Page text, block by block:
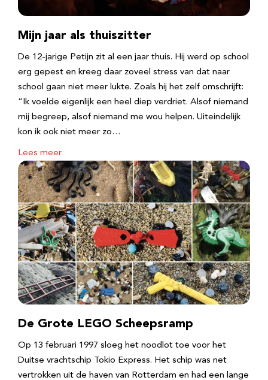
Mijn jaar als thuiszitter
De 12-jarige Petijn zit al een jaar thuis. Hij werd op school
erg gepest en kreeg daar zoveel stress van dat naar
school gaan niet meer lukte. Zoals hij het zelf omschrijft:
“Ik voelde eigenlijk een heel diep verdriet. Alsof niemand
mij begreep, alsof niemand me wou helpen. Uiteindelijk
kon ik ook niet meer zo…
Lees meer
De Grote LEGO Scheepsramp
Op 13 februari 1997 sloeg het noodlot toe voor het
Duitse vrachtschip Tokio Express. Het schip was net
vertrokken uit de haven van Rotterdam en had een lange